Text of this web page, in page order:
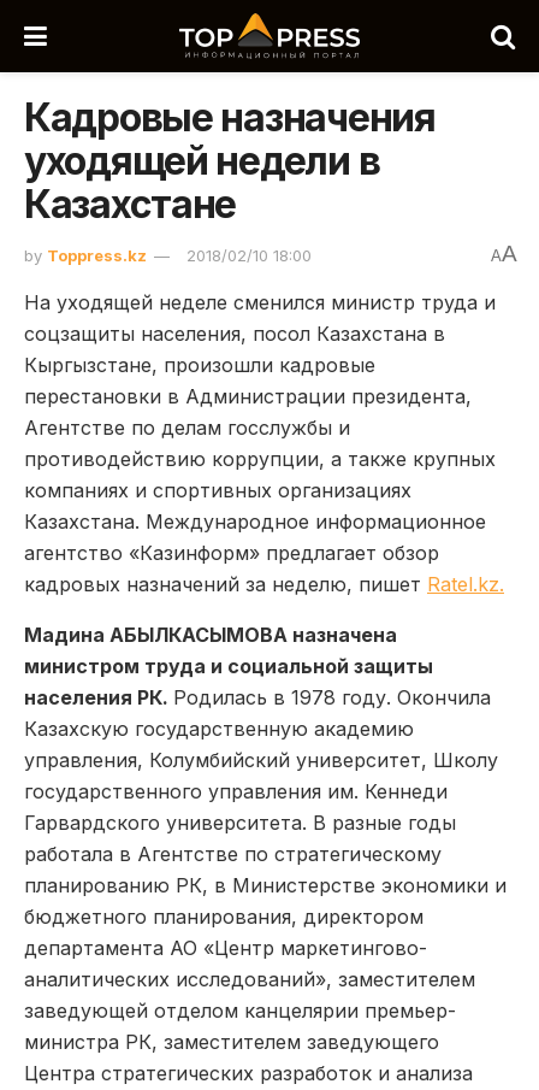
Кадровые назначения
уходящей недели в
Казахстане
by Toppress.kz 2018/02/10 18:00 AA
На уходящей неделе сменился министр труда и
соцзащиты населения, посол Казахстана в
Кыргызстане, произошли кадровые
перестановки в Администрации президента,
Агентстве по делам госслужбы и
противодействию коррупции, а также крупных
компаниях и спортивных организациях
Казахстана. Международное информационное
агентство «Казинформ» предлагает обзор
кадровых назначений за неделю, пишет Ratel.kz.
Мадина АБЫЛКАСЫМОВА назначена
министром труда и социальной защиты
населения РК. Родилась в 1978 году. Окончила
Казахскую государственную академию
управления, Колумбийский университет, Школу
государственного управления им. Кеннеди
Гарвардского университета. В разные годы
работала в Агентстве по стратегическому
планированию РК, в Министерстве экономики и
бюджетного планирования, директором
департамента АО «Центр маркетингово-
аналитических исследований», заместителем
заведующей отделом канцелярии премьер-
министра РК, заместителем заведующего
Центра стратегических разработок и анализа